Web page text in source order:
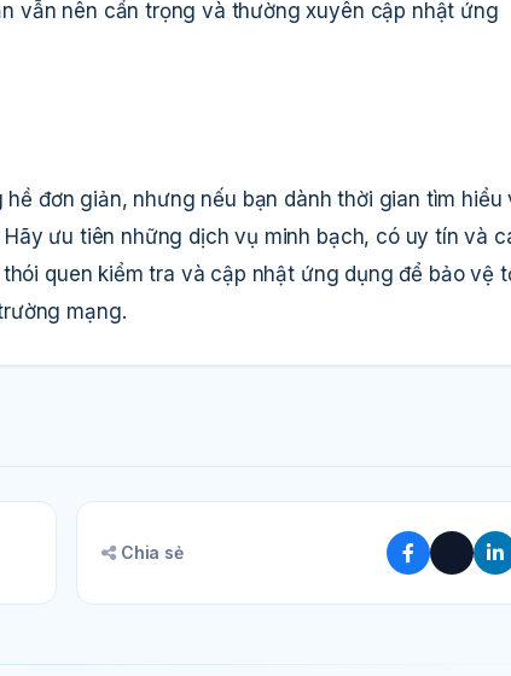
vẫn nên cẩn trọng và thường xuyên cập nhật ứng
đơn giản, nhưng nếu bạn dành thời gian tìm hiểu
ưu tiên những dịch vụ minh bạch, có uy tín và
quen kiểm tra và cập nhật ứng dụng để bảo vệ
mạng.
Chia sẻ